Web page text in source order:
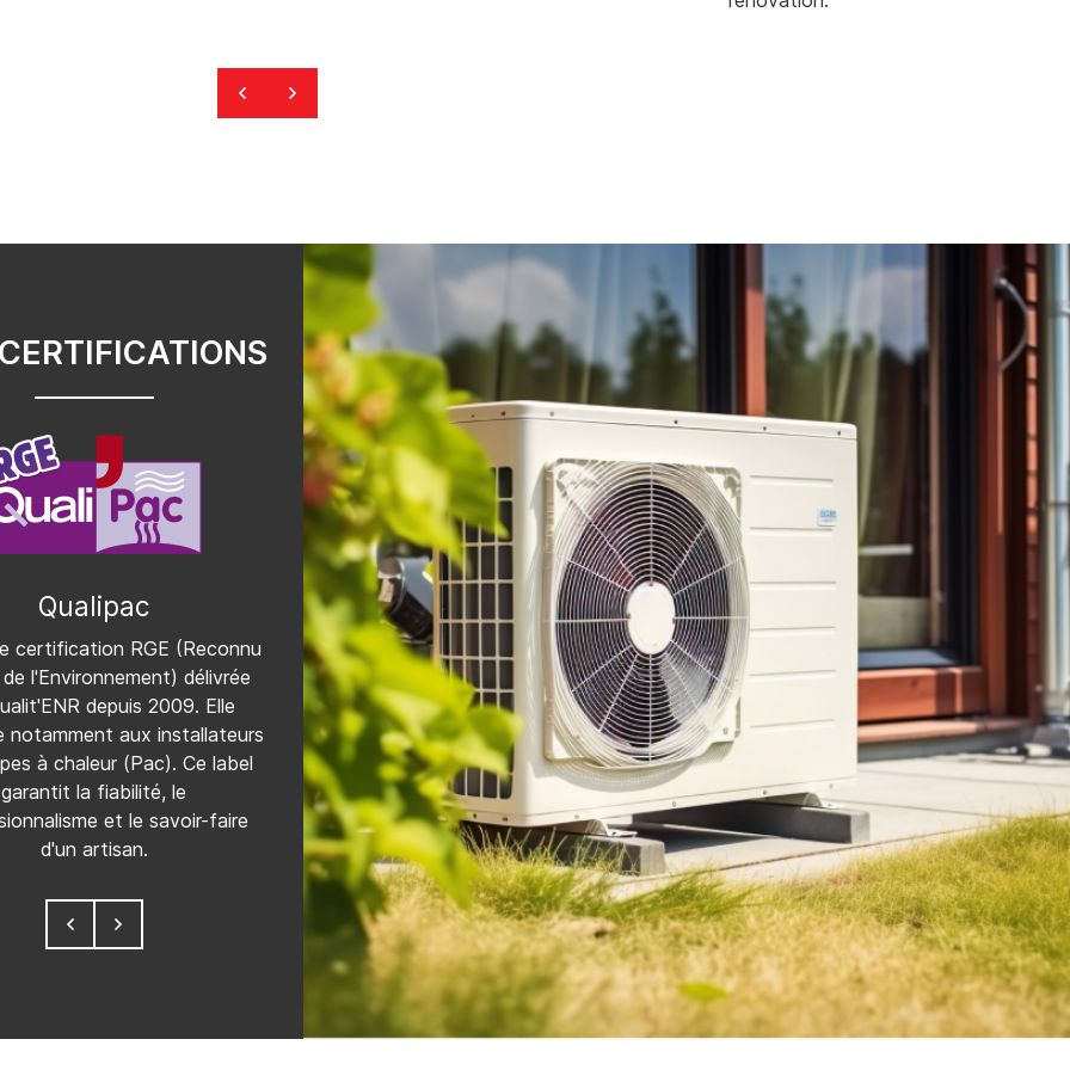
Qualipac
certification RGE (Reconnu
l'Environnement) délivrée
depuis 2009. Elle
notamment aux installateurs
à chaleur (Pac). Ce label
garantit la fiabilité, le
et le savoir-faire
d'un artisan.
Qualigaz
C’est un certificat de conformité gaz
qui garantit que votre installation de
gaz est conforme à la réglementation
en vigueur. Il atteste de sa sécurité et
doit être établi à chaque fois que des
travaux sont réalisés sur l’installation,
quelle qu’en soit la nature.
Qualibat
C’est une association loi 1901 qui
délivre des labels de qualité à des
professionnels du secteur de la
construction. Ces labels ont pour
objectif de valoriser les compétences
et l’excellence des savoir-faire des
entreprises et artisans.